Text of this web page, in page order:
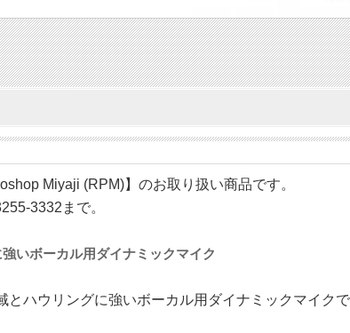
Miyaji (RPM)】のお取り扱い商品です。
3332まで。
いボーカル用ダイナミックマイク
とハウリングに強いボーカル用ダイナミックマイク